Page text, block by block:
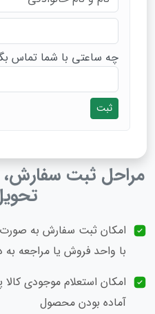
چه ساعتی با شما تماس
ثبت
مراحل ثبت سفارش،
امکان ثبت سفارش به‌
با واحد فروش یا مراجعه
امکان استعلام موجودی
آماده‌ بودن محصول